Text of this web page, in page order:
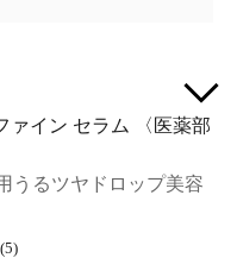
ァイン セラム 〈医薬部
うるツヤドロップ美容
(5)